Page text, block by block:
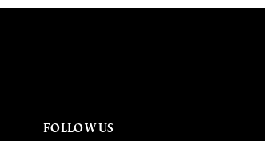
FOLLOW US